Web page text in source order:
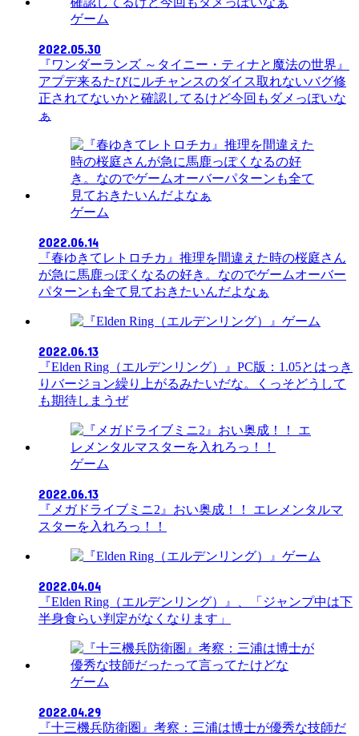
ゲーム
2022.05.30
『ワンダーランズ ～タイニー・ティナと魔法の世界』
アプデ来るたびにルチャンスのダイス取れないバグ修
正されてないかと確認してるけど今回もダメっぽいな
ぁ
ゲーム
2022.06.14
『春ゆきてレトロチカ』推理を間違えた時の桜庭さん
が急に馬鹿っぽくなるの好き。なのでゲームオーバー
パターンも全て見ておきたいんだよなぁ
ゲーム
2022.06.13
『Elden Ring（エルデンリング）』PC版：1.05とはっき
りバージョン繰り上がるみたいだな。くっそどうして
も期待しまうぜ
ゲーム
2022.06.13
『メガドライブミニ2』おい奥成！！ エレメンタルマ
スターを入れろっ！！
ゲーム
2022.04.04
『Elden Ring（エルデンリング）』、「ジャンプ中は下
半身食らい判定がなくなります」
ゲーム
2022.04.29
『十三機兵防衛圏』考察：三浦は博士が優秀な技師だ